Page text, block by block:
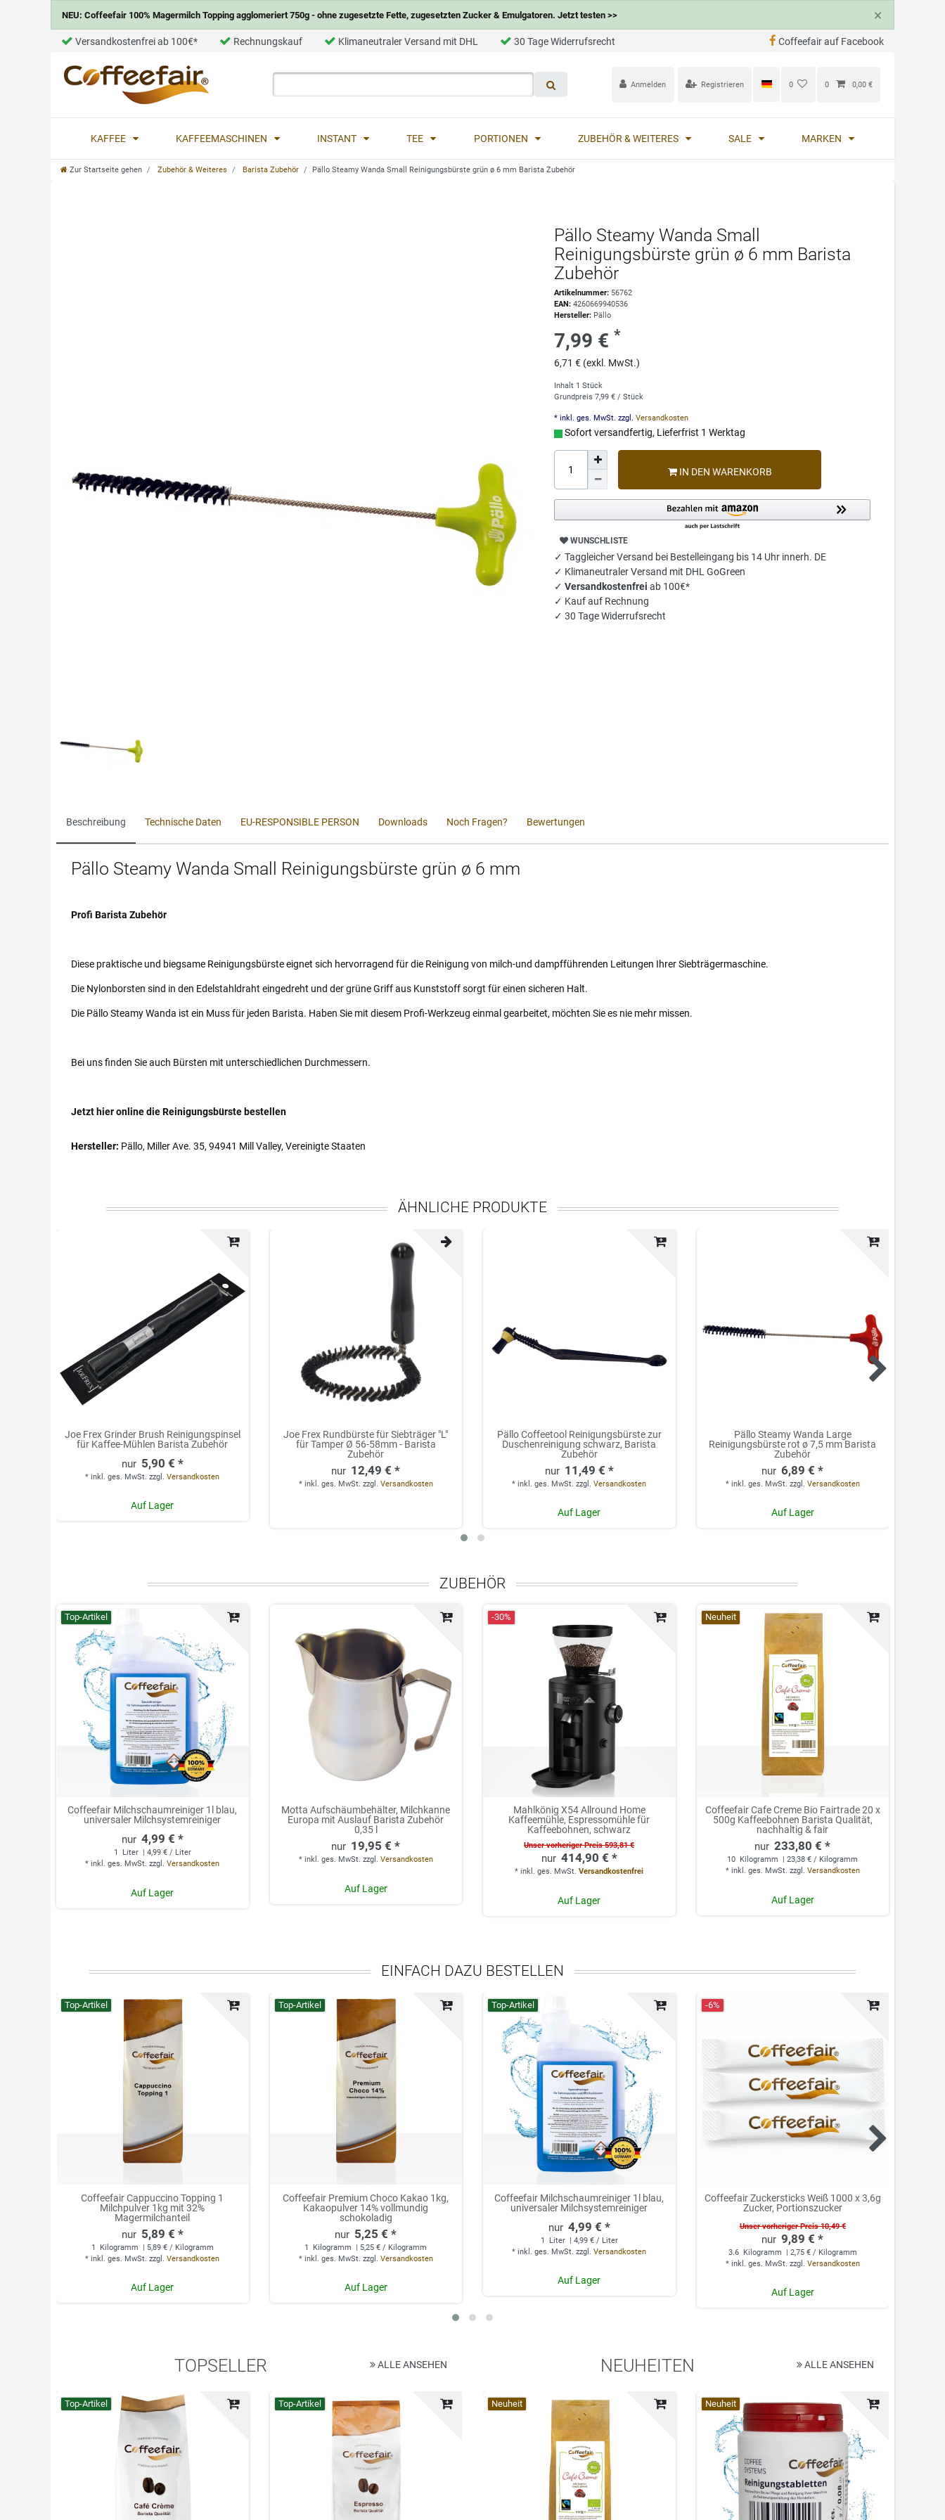
NEU: Coffeefair 100% Magermilch Topping agglomeriert 750g - ohne zugesetzte Fette, zugesetzten Zucker & Emulgatoren. Jetzt testen >> ×
Versandkostenfrei ab 100€* Rechnungskauf Klimaneutraler Versand mit DHL 30 Tage Widerrufsrecht Coffeefair auf Facebook
Anmelden Registrieren 0 0 0,00 €
KAFFEE KAFFEEMASCHINEN INSTANT TEE PORTIONEN ZUBEHÖR & WEITERES SALE MARKEN
Zur Startseite gehen Zubehör & Weiteres Barista Zubehör Pällo Steamy Wanda Small Reinigungsbürste grün ø 6 mm Barista Zubehör
Pällo Steamy Wanda Small
Reinigungsbürste grün ø 6 mm Barista
Zubehör
Artikelnummer: 56762
EAN:4260669940536
Hersteller: Pällo
7,99 €*
6,71 € (exkl. MwSt.)
Inhalt 1Stück
Grundpreis7,99 € / Stück
* inkl. ges. MwSt. zzgl. Versandkosten
Sofort versandfertig, Lieferfrist 1 Werktag
IN DEN WARENKORB
WUNSCHLISTE
✓ Taggleicher Versand bei Bestelleingang bis 14 Uhr innerh. DE
✓ Klimaneutraler Versand mit DHL GoGreen
✓Versandkostenfreiab 100€*
✓ Kauf auf Rechnung
✓ 30 Tage Widerrufsrecht
Beschreibung Technische Daten EU-RESPONSIBLE PERSON Downloads Noch Fragen? Bewertungen
Pällo Steamy Wanda Small Reinigungsbürste grün ø 6 mm
Profi Barista Zubehör
Diese praktische und biegsame Reinigungsbürste eignet sich hervorragend für die Reinigung von milch-und dampfführenden Leitungen Ihrer Siebträgermaschine.
Die Nylonborsten sind in den Edelstahldraht eingedreht und der grüne Griff aus Kunststoff sorgt für einen sicheren Halt.
Die Pällo Steamy Wanda ist ein Muss für jeden Barista. Haben Sie mit diesem Profi-Werkzeug einmal gearbeitet, möchten Sie es nie mehr missen.
Bei uns finden Sie auch Bürsten mit unterschiedlichen Durchmessern.
Jetzt hier online die Reinigungsbürste bestellen
Hersteller: Pällo, Miller Ave. 35, 94941 Mill Valley, Vereinigte Staaten
ÄHNLICHE PRODUKTE
Joe Frex Grinder Brush Reinigungspinsel
für Kaffee-Mühlen Barista Zubehör
5,90 € *
*inkl. ges. MwSt. zzgl.Versandkosten
Auf Lager
Joe Frex Rundbürste für Siebträger "L"
für Tamper Ø 56-58mm - Barista
Zubehör
12,49 € *
* inkl. ges. MwSt. zzgl. Versandkosten
Pällo Coffeetool Reinigungsbürste zur
Duschenreinigung schwarz, Barista
Zubehör
11,49 € *
*inkl. ges. MwSt. zzgl.Versandkosten
Auf Lager
Pällo Steamy Wanda Large
Reinigungsbürste rot ø 7,5 mm Barista
Zubehör
6,89 € *
* inkl. ges. MwSt. zzgl. Versandkosten
Auf Lager
ZUBEHÖR
Top-Artikel
Coffeefair Milchschaumreiniger 1l blau,
universaler Milchsystemreiniger
4,99 € *
1 Liter
| 4,99 € / Liter
*inkl. ges. MwSt. zzgl.Versandkosten
Auf Lager
Motta Aufschäumbehälter, Milchkanne
Europa mit Auslauf Barista Zubehör
0,35 l
19,95 € *
* inkl. ges. MwSt. zzgl. Versandkosten
Auf Lager
-30%
Mahlkönig X54 Allround Home
Kaffeemühle, Espressomühle für
Kaffeebohnen, schwarz
Unser vorheriger Preis 593,81 €
414,90 € *
*inkl. ges. MwSt. Versandkostenfrei
Auf Lager
Neuheit
Coffeefair Cafe Creme Bio Fairtrade 20 x
500g Kaffeebohnen Barista Qualität,
nachhaltig & fair
233,80 € *
10 Kilogramm
| 23,38 € / Kilogramm
* inkl. ges. MwSt. zzgl. Versandkosten
Auf Lager
EINFACH DAZU BESTELLEN
Top-Artikel
Coffeefair Cappuccino Topping 1
Milchpulver 1kg mit 32%
Magermilchanteil
5,89 € *
1 Kilogramm
| 5,89 € / Kilogramm
*inkl. ges. MwSt. zzgl.Versandkosten
Auf Lager
Top-Artikel
Coffeefair Premium Choco Kakao 1kg,
Kakaopulver 14% vollmundig
schokoladig
5,25 € *
1 Kilogramm
| 5,25 € / Kilogramm
* inkl. ges. MwSt. zzgl. Versandkosten
Auf Lager
Top-Artikel
Coffeefair Milchschaumreiniger 1l blau,
universaler Milchsystemreiniger
4,99 € *
1 Liter | 4,99 € / Liter
*inkl. ges. MwSt. zzgl.Versandkosten
Auf Lager
-6%
Coffeefair Zuckersticks Weiß 1000 x 3,6g
Zucker, Portionszucker
Unser vorheriger Preis 10,49 €
9,89 € *
3.6 Kilogramm
| 2,75 € / Kilogramm
* inkl. ges. MwSt. zzgl. Versandkosten
Auf Lager
TOPSELLER ALLE ANSEHEN
Top-Artikel Top-Artikel Top-Artikel Top-Artikel
NEUHEITEN ALLE ANSEHEN
Neuheit Neuheit